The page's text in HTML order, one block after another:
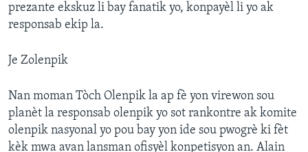
prezante ekskuz li bay fanatik yo, konpayèl li yo ak
responsab ekip la.
Je Zolenpik
Nan moman Tòch Olenpik la ap fè yon virewon sou
planèt la responsab olenpik yo sot rankontre ak komite
olenpik nasyonal yo pou bay yon ide sou pwogrè ki fèt
kèk mwa avan lansman ofisyèl konpetisyon an. Alain